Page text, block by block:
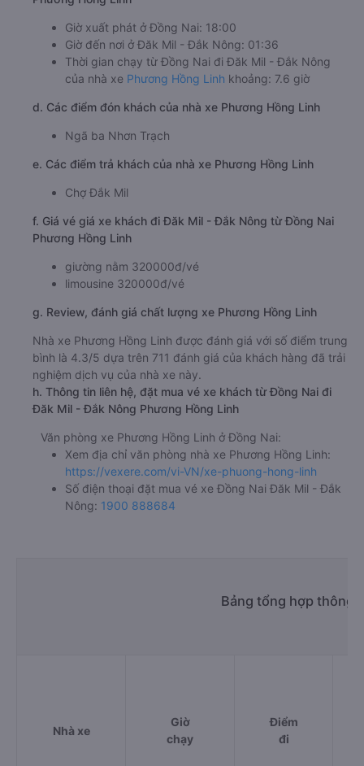
Giờ xuất phát ở Đồng Nai: 18:00
Giờ đến nơi ở Đăk Mil - Đắk Nông: 01:36
Thời gian chạy từ Đồng Nai đi Đăk Mil - Đắk Nông
của nhà xe Phương Hồng Linh khoảng: 7.6 giờ
d. Các điểm đón khách của nhà xe Phương Hồng Linh
Ngã ba Nhơn Trạch
e. Các điểm trả khách của nhà xe Phương Hồng Linh
Chợ Đắk Mil
f. Giá vé giá xe khách đi Đăk Mil - Đắk Nông từ Đồng Nai
Phương Hồng Linh
giường nằm 320000đ/vé
limousine 320000đ/vé
g. Review, đánh giá chất lượng xe Phương Hồng Linh
Nhà xe Phương Hồng Linh được đánh giá với số điểm trung
bình là 4.3/5 dựa trên 711 đánh giá của khách hàng đã trải
nghiệm dịch vụ của nhà xe này.
h. Thông tin liên hệ, đặt mua vé xe khách từ Đồng Nai đi
Đăk Mil - Đắk Nông Phương Hồng Linh
Văn phòng xe Phương Hồng Linh ở Đồng Nai:
Xem địa chỉ văn phòng nhà xe Phương Hồng Linh:
https://vexere.com/vi-VN/xe-phuong-hong-linh
Số điện thoại đặt mua vé xe Đồng Nai Đăk Mil - Đắk
Nông: 1900 888684
Bảng tổng hợp thông
Nhà xe
Giờ
chạy
Điểm
đi